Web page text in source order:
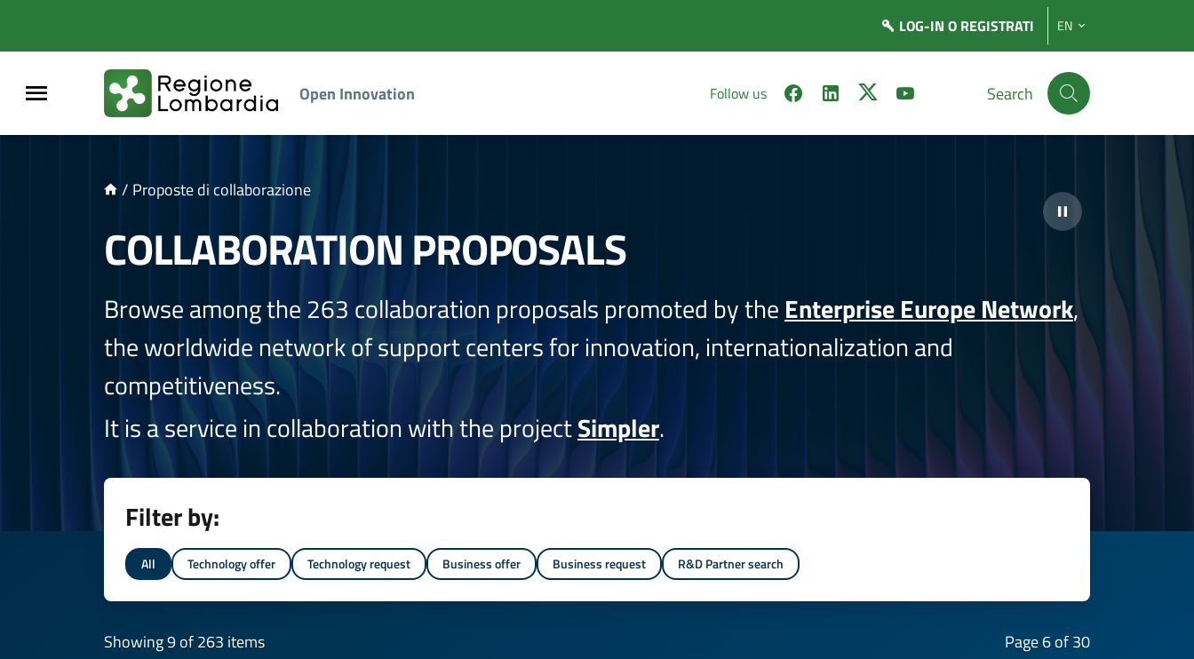
LOG-IN O REGISTRATI EN
Open Innovation Follow us Search
/ Proposte di collaborazione
COLLABORATION PROPOSALS
Browse among the 263 collaboration proposals promoted by the Enterprise Europe Network,
the worldwide network of support centers for innovation, internationalization and
competitiveness.
It is a service in collaboration with the projectSimpler.
Filter by:
All Technology offer Technology request Business offer Business request R&D Partner search
Showing 9 of 263 items Page 6 of 30